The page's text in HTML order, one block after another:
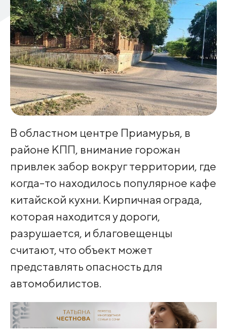
В областном центре Приамурья, в
районе КПП, внимание горожан
привлек забор вокруг территории, где
когда-то находилось популярное кафе
китайской кухни. Кирпичная ограда,
которая находится у дороги,
разрушается, и благовещенцы
считают, что объект может
представлять опасность для
автомобилистов.